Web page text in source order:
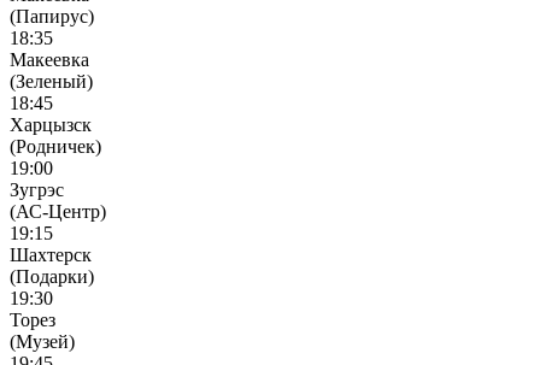
(Папирус)
18:35
Макеевка
(Зеленый)
18:45
Харцызск
(Родничек)
19:00
Зугрэс
(АС-Центр)
19:15
Шахтерск
(Подарки)
19:30
Торез
(Музей)